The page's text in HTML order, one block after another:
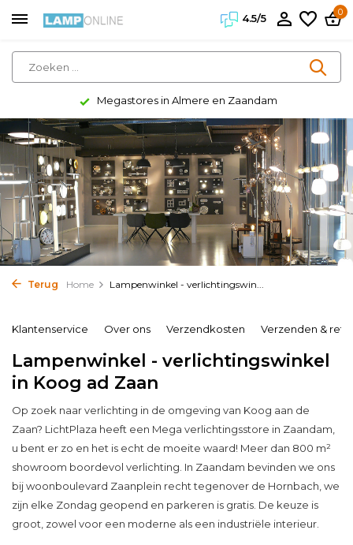
4.5/5
0
Klanten geven ons een 4.5/5
Terug Home Lampenwinkel - verlichtingswin...
Klantenservice Over ons Verzendkosten Verzenden &
Lampenwinkel - verlichtingswinkel
in Koog ad Zaan
Op zoek naar verlichting in de omgeving van Koog aan de
Zaan? LichtPlaza heeft een Mega verlichtingsstore in Zaandam,
u bent er zo en het is echt de moeite waard! Meer dan 800 m²
showroom boordevol verlichting. In Zaandam bevinden we ons
bij woonboulevard Zaanplein recht tegenover de Hornbach, we
zijn elke Zondag geopend en parkeren is gratis. De keuze is
groot, zowel voor een moderne als een industriële interieur.